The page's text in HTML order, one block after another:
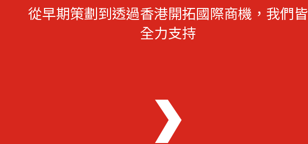
從早期策劃到透過香港開拓國際商機，我們皆
全力支持